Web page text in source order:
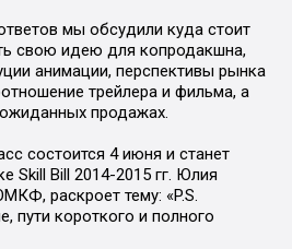
мы обсудили куда стоит
свою идею для копродакшна,
анимации, перспективы рынка
трейлера и фильма, а
продажах.
состоится 4 июня и станет
Skill Bill 2014-2015 гг. Юлия
раскроет тему: «P.S.
пути короткого и полного